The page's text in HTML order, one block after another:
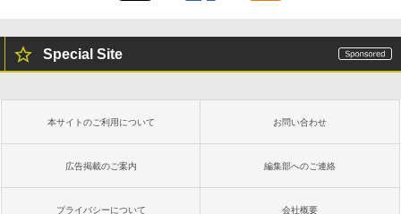
Robloxギフトカード - 2,000 Robux 【限
定バーチャルアイテムを含む】 【オンラ
インゲームコード】 ロブロックス | オン
￥3,200
Robloxギフトカード - 1000 Robux 【限
定バーチャルアイテムを含む】 【オンラ
インゲームコード】 ロブロックス |オン
非エンジニア 初心者 素人 でも安心 使い
方 マニュアル AI副業にもコンテンツ作成
にもKindle出版にも！ 非エンジニアのた
￥99
1冊ですべて身につくHTML & CSSとWe
bデザイン入門講座［第2版］
Kindle Paperwhite シグニチャーエディ
るさ自動調整、色調調節ライト、12週間
持続バッテリー、広告なし、メタリック
Special Site
本サイトのご利用について お問い合わせ
広告掲載のご案内 編集部へのご連絡
プライバシーについて 会社概要